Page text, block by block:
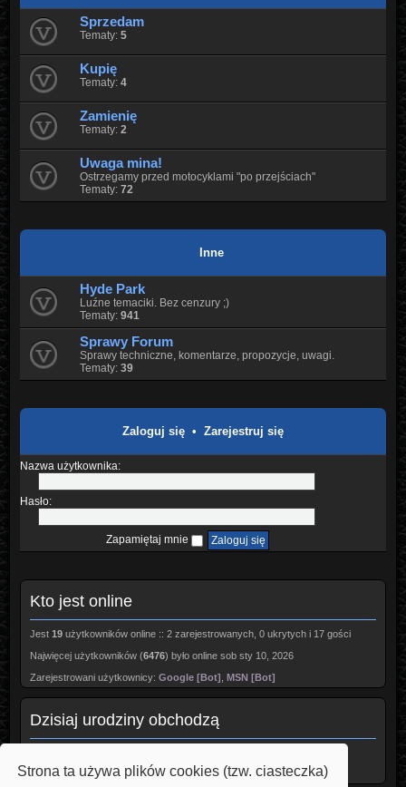
Strona ta używa plików cookies (tzw. ciasteczka)
Sprzedam
Tematy: 5
Kupię
Tematy: 4
Zamienię
Tematy: 2
Uwaga mina!
Ostrzegamy przed motocyklami "po przejściach"
Tematy: 72
Inne
Hyde Park
Luźne temaciki. Bez cenzury ;)
Tematy: 941
Sprawy Forum
Sprawy techniczne, komentarze, propozycje, uwagi.
Tematy: 39
Zaloguj się• Zarejestruj się
Nazwa użytkownika:
Hasło:
Zapamiętaj mnie
Kto jest online
Jest 19użytkowników online :: 2 zarejestrowanych, 0 ukrytych i 17 gości
Najwięcej użytkowników (6476) było online sob sty 10, 2026
Zarejestrowani użytkownicy: Google [Bot] MSN [Bot]
Dzisiaj urodziny obchodzą
(47)
Ollo1(54)